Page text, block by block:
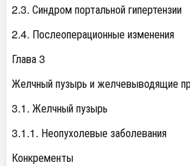
2.3. Синдром портальной гипертензии
2.4. Послеоперационные изменения
Глава 3
Желчный пузырь и желчевыводящие
3.1. Желчный пузырь
3.1.1. Неопухолевые заболевания
Конкременты